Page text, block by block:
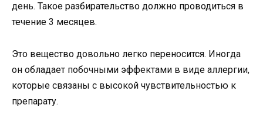
день. Такое разбирательство должно проводиться в
течение 3 месяцев.
Это вещество довольно легко переносится. Иногда
он обладает побочными эффектами в виде аллергии,
которые связаны с высокой чувствительностью к
препарату.